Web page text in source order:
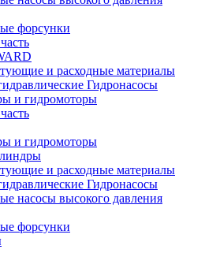
форсунки
и расходные материалы
Гидронасосы
и гидромоторы
и гидромоторы
и расходные материалы
Гидронасосы
насосы высокого давления
форсунки